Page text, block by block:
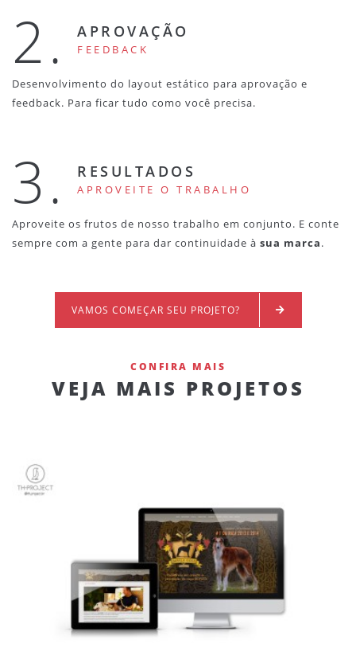
2. APROVAÇÃO
FEEDBACK
Desenvolvimento do layout estático para aprovação e
feedback. Para ficar tudo como você precisa.
3. RESULTADOS
APROVEITE O TRABALHO
Aproveite os frutos de nosso trabalho em conjunto. E conte
sempre com a gente para dar continuidade à sua marca.
VAMOS COMEÇAR SEU PROJETO?
CONFIRA MAIS
VEJA MAIS PROJETOS
WEBSITE IMPALA GOLD